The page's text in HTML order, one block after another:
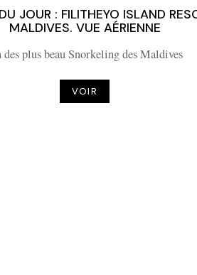
JOUR : FILITHEYO ISLAND
MALDIVES. VUE AÉRIENNE
des plus beau Snorkeling des Maldives
VOIR